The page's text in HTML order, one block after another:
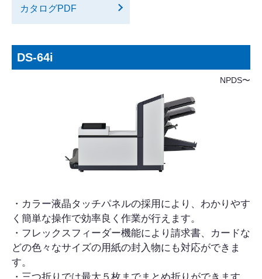
カタログPDF
DS-64i
NPDS〜
・カラー液晶タッチパネルの採用により、わかりやす
く簡単な操作で効率良く作業が行えます。
・フレックスフィーダー機能により請求書、カードな
どの色々なサイズの用紙の封入物にも対応ができま
す。
・三つ折りでは最大５枚までまとめ折りができます。